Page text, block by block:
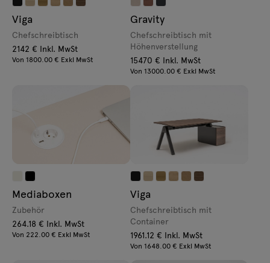
Viga
Chefschreibtisch
2142 € Inkl. MwSt
Von 1800.00 € Exkl MwSt
Gravity
Chefschreibtisch mit
Höhenverstellung
15470 € Inkl. MwSt
Von 13000.00 € Exkl MwSt
Mediaboxen
Zubehör
264.18 € Inkl. MwSt
Von 222.00 € Exkl MwSt
Viga
Chefschreibtisch mit
Container
1961.12 € Inkl. MwSt
Von 1648.00 € Exkl MwSt